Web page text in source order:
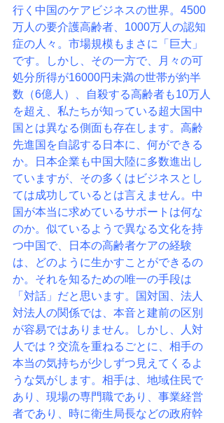
行く中国のケアビジネスの世界。 4500
万人の要介護高齢者、1000万人の認知
症の人々。 市場規模もまさに「巨大」
です。
しかし、その一方で、月々の可
処分所得が16000円未満の世帯が約半
数（6億人）、
自殺する高齢者も10万人
を超え、 私たちが知っている超大国中
国とは異なる側面も存在します。 高齢
先進国を自認する日本に、何ができる
か。
日本企業も中国大陸に多数進出し
ていますが、 その多くはビジネスとし
ては成功しているとは言えません。 中
国が本当に求めているサポートは何な
のか。 似ているようで異なる文化を持
つ中国で、日本の高齢者ケアの経験
は、
どのように生かすことができるの
か。 それを知るための唯一の手段は
「対話」だと思います。
国対国、法人
対法人の関係では、本音と建前の区別
が容易ではありません。
しかし、人対
人では？交流を重ねるごとに、 相手の
本当の気持ちが少しずつ見えてくるよ
うな気がします。 相手は、地域住民で
あり、現場の専門職であり、事業経営
者であり、 時に衛生局長などの政府幹